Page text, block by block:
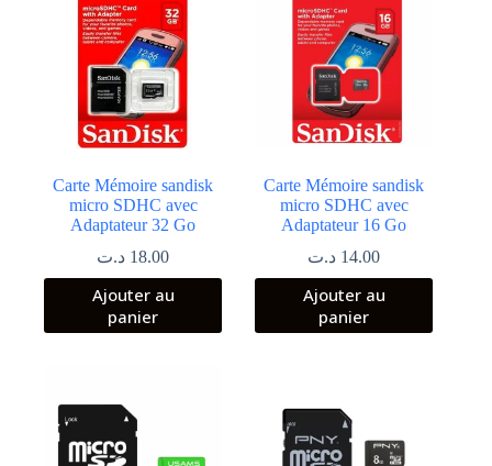
Carte Mémoire sandisk
micro SDHC avec
Adaptateur 32 Go
18.00 د.ت
Ajouter au
panier
Carte Mémoire sandisk
micro SDHC avec
Adaptateur 16 Go
14.00 د.ت
Ajouter au
panier